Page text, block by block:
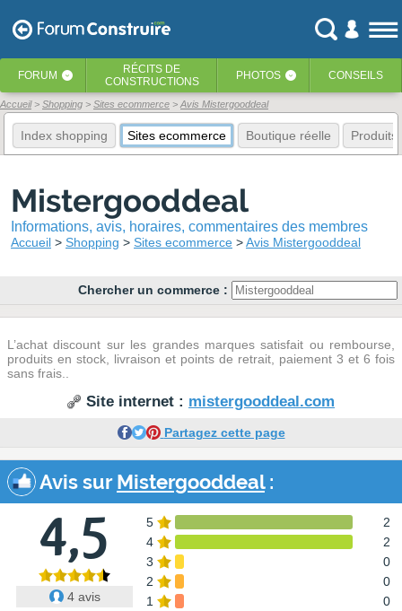
FORUM ‹ RÉCITS DE
CONSTRUCTIONS
PHOTOS ‹ CONSEILS
Accueil Shopping Sites ecommerce Avis Mistergooddeal
Index shopping Sites ecommerce Boutique réelle Produits
Mistergooddeal
Informations, avis, horaires, commentaires des membres
Accueil Shopping Sites ecommerce Avis Mistergooddeal
Chercher un commerce :
L’achat discount sur les grandes marques satisfait ou rembourse,
produits en stock, livraison et points de retrait, paiement 3 et 6 fois
sans frais..
Site internet : mistergooddeal.com
Partagez cette page
Avis surMistergooddeal:
4,5
4 avis
5
2
4
2
3
0
2
0
1
0